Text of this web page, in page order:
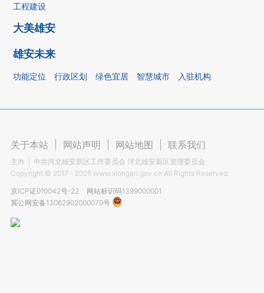
工程建设
大美雄安
雄安未来
功能定位 行政区划 绿色宜居 智慧城市 入驻机构
关于本站 网站声明 网站地图 联系我们
主办
中共河北雄安新区工作委员会 河北雄安新区管理委员会
Copyright © 2017 - 2026 www.xiongan.gov.cn All Rights Reserved.
京ICP证010042号-22
网站标识码1399000001
冀公网安备13062902000079号